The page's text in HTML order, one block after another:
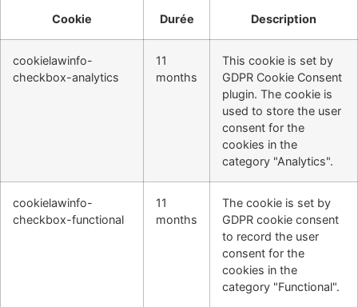
Cookie Durée Description
cookielawinfo-
checkbox-analytics
11
months
This cookie is set by
GDPR Cookie Consent
plugin. The cookie is
used to store the user
consent for the
cookies in the
category "Analytics".
cookielawinfo-
checkbox-functional
11
months
The cookie is set by
GDPR cookie consent
to record the user
consent for the
cookies in the
category "Functional".